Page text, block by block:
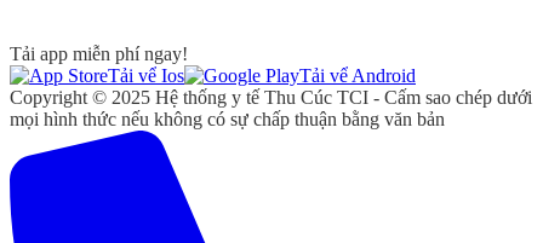
Tải app miễn phí ngay!
Tải vể Ios
Tải vể Android
Copyright © 2025 Hệ thống y tế Thu Cúc TCI - Cấm sao chép dưới
mọi hình thức nếu không có sự chấp thuận bằng văn bản